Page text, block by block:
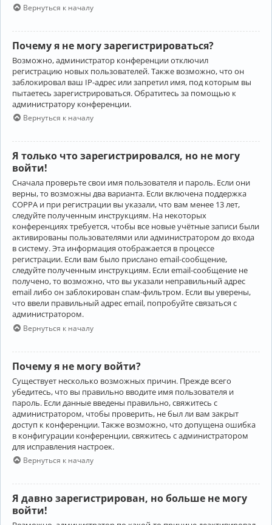
Вернуться к началу
Почему я не могу зарегистрироваться?
Возможно, администратор конференции отключил
регистрацию новых пользователей. Также возможно, что он
заблокировал ваш IP-адрес или запретил имя, под которым вы
пытаетесь зарегистрироваться. Обратитесь за помощью к
администратору конференции.
Вернуться к началу
Я только что зарегистрировался, но не могу
войти!
Сначала проверьте свои имя пользователя и пароль. Если они
верны, то возможны два варианта. Если включена поддержка
COPPA и при регистрации вы указали, что вам менее 13 лет,
следуйте полученным инструкциям. На некоторых
конференциях требуется, чтобы все новые учётные записи были
активированы пользователями или администратором до входа
в систему. Эта информация отображается в процессе
регистрации. Если вам было прислано email-сообщение,
следуйте полученным инструкциям. Если email-сообщение не
получено, то возможно, что вы указали неправильный адрес
email либо он заблокирован спам-фильтром. Если вы уверены,
что ввели правильный адрес email, попробуйте связаться с
администратором.
Вернуться к началу
Почему я не могу войти?
Существует несколько возможных причин. Прежде всего
убедитесь, что вы правильно вводите имя пользователя и
пароль. Если данные введены правильно, свяжитесь с
администратором, чтобы проверить, не был ли вам закрыт
доступ к конференции. Также возможно, что допущена ошибка
в конфигурации конференции, свяжитесь с администратором
для исправления настроек.
Вернуться к началу
Я давно зарегистрирован, но больше не могу
войти!